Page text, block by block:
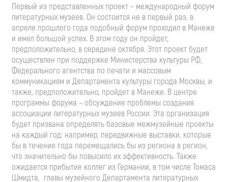
Первый из представленных проект – международный форум
литературных музеев. Он состоится не в первый раз, в
апреле прошлого года подобный форум проходил в Манеже
и имел большой успех. В этом году он пройдет,
предположительно, в середине октября. Этот проект будет
осуществлен при поддержке Министерства культуры РФ,
Федерального агентства по печати и массовым
коммуникациям и Департамента культуры города Москвы, и
также, предположительно, пройдет в Манеже. В центре
программы форума – обсуждение проблемы создания
ассоциации литературных музеев России. Эта организация
будет призвана определять базовые межмузейные проекты
на каждый год: например, передвижные выставки, которые
бы в течение года перемещались бы из региона в регион,
что значительно бы повысило их эффективность. Также
ожидается прибытие коллег из Германии, в том числе Томаса
Шмидта, главы музейного Департамента литературных